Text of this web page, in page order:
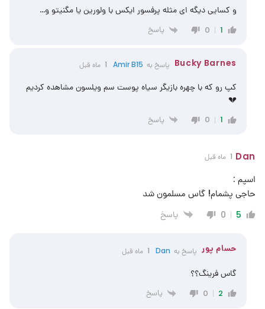
و کسایی دیگه ای مثله پرفسور ایکس با ولورین یا مگنیتو و…
1
0 پاسخ
Bucky Barnes پاسخ به Amir B15 1 ماه قبل
کپ رو که با چهره بازیگر سیاه پوست سم ویلسون مشاهده کردیم
💔
1
0 پاسخ
Dan 1 ماه قبل
اسپم :
حاجی پشمام! گاس مسلمون شد
5
0 پاسخ
حسام پور پاسخ به Dan 1 ماه قبل
گاس فرینگ؟؟
2
0 پاسخ